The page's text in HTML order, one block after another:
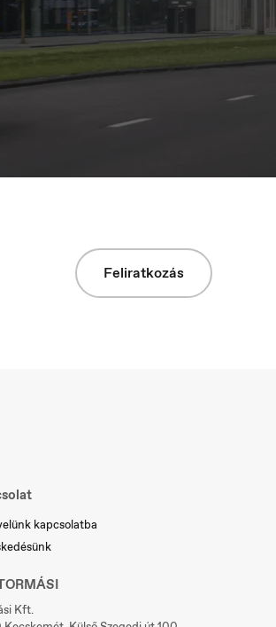
Feliratkozás
kapcsolatba
Kft.